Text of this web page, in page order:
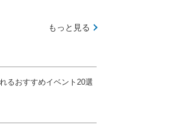
もっと見る
るおすすめイベント20選